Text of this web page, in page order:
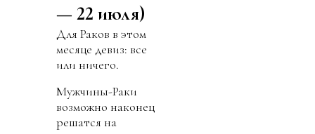
— 22 июля)
Для Раков в этом
месяце девиз: все
или ничего.
Мужчины-Раки
возможно наконец
решатся на